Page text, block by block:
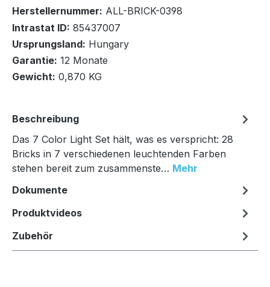
In den Warenkorb
Herstellernummer: ALL-BRICK-0398
Intrastat ID: 85437007
Ursprungsland: Hungary
Garantie: 12 Monate
Gewicht: 0,870 KG
Beschreibung
Das 7 Color Light Set hält, was es verspricht: 28
Bricks in 7 verschiedenen leuchtenden Farben
stehen bereit zum zusammenste… Mehr
Dokumente
Produktvideos
Zubehör